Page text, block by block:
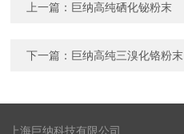
上一篇： 巨纳高纯硒化铋粉末
下一篇： 巨纳高纯三溴化铬粉末
上海巨纳科技有限公司